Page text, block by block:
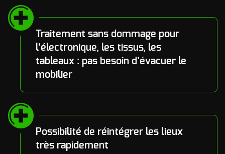
Traitement sans dommage pour
l’électronique, les tissus, les
tableaux : pas besoin d’évacuer le
mobilier
Possibilité de réintégrer les lieux
très rapidement